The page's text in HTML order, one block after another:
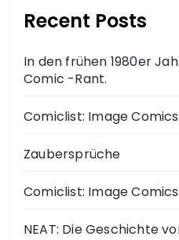
Recent Posts
In den frühen 1980er
Comic -Rant.
Comiclist: Image Comics
Zaubersprüche
Comiclist: Image Comics
NEAT: Die Geschichte